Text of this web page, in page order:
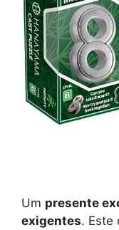
Um presente
exigentes. Este